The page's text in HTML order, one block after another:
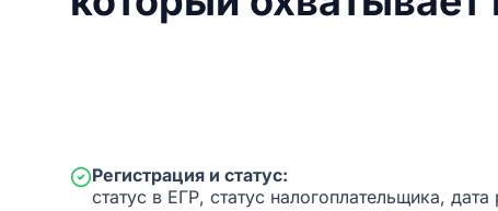
Регистрация и статус:
статус в ЕГР, статус налогоплательщика,